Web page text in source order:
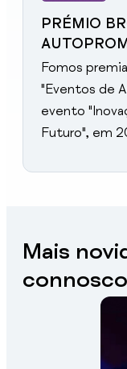
PRÉMIO
Fomos
"Eventos de
evento
Futuro", em
Mais
connosco